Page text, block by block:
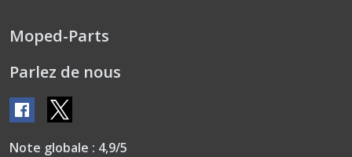
Moped-Parts
Parlez de nous
Note globale : 4,9/5